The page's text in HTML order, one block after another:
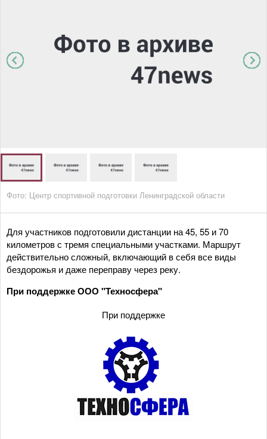
Фото: Центр спортивной подготовки Ленинградской области
Для участников подготовили дистанции на 45, 55 и 70
километров с тремя специальными участками. Маршрут
действительно сложный, включающий в себя все виды
бездорожья и даже переправу через реку.
При поддержке ООО "Техносфера"
При поддержке